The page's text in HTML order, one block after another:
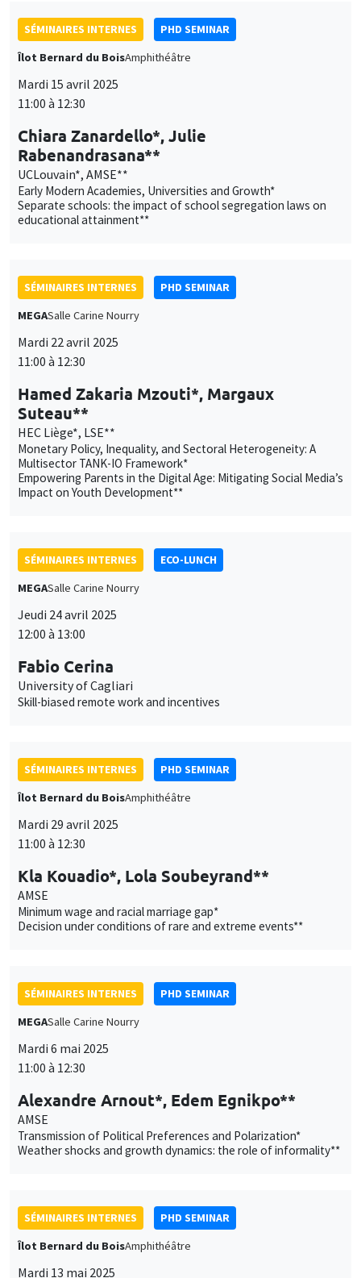
SÉMINAIRES INTERNES
PHD SEMINAR
Îlot Bernard du BoisAmphithéâtre
Mardi 15 avril 2025
11:00 à 12:30
Chiara Zanardello*, Julie
Rabenandrasana**
UCLouvain*, AMSE**
Early Modern Academies, Universities and Growth*
Separate schools: the impact of school segregation laws on
educational attainment**
SÉMINAIRES INTERNES
PHD SEMINAR
MEGASalle Carine Nourry
Mardi 22 avril 2025
11:00 à 12:30
Hamed Zakaria Mzouti*, Margaux
Suteau**
HEC Liège*, LSE**
Monetary Policy, Inequality, and Sectoral Heterogeneity: A
Multisector TANK-IO Framework*
Empowering Parents in the Digital Age: Mitigating Social Media’s
Impact on Youth Development**
SÉMINAIRES INTERNES
ECO-LUNCH
MEGASalle Carine Nourry
Jeudi 24 avril 2025
12:00 à 13:00
Fabio Cerina
University of Cagliari
Skill-biased remote work and incentives
SÉMINAIRES INTERNES
PHD SEMINAR
Îlot Bernard du BoisAmphithéâtre
Mardi 29 avril 2025
11:00 à 12:30
Kla Kouadio*, Lola Soubeyrand**
AMSE
Minimum wage and racial marriage gap*
Decision under conditions of rare and extreme events**
SÉMINAIRES INTERNES
PHD SEMINAR
MEGASalle Carine Nourry
Mardi 6 mai 2025
11:00 à 12:30
Alexandre Arnout*, Edem Egnikpo**
AMSE
Transmission of Political Preferences and Polarization*
Weather shocks and growth dynamics: the role of informality**
SÉMINAIRES INTERNES
PHD SEMINAR
Îlot Bernard du BoisAmphithéâtre
Mardi 13 mai 2025
et
des
cookies
Personnaliser